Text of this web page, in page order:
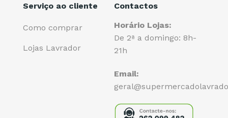
Serviço ao cliente
Como comprar
Lojas Lavrador
Contactos
Horário Lojas:
De 2ª a domingo: 8h-
21h
Email: